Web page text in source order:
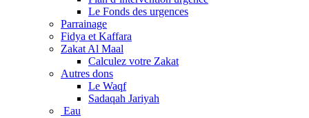
Le Fonds des urgences
Parrainage
Fidya et Kaffara
Zakat Al Maal
Calculez votre Zakat
Autres dons
Le Waqf
Sadaqah Jariyah
Eau